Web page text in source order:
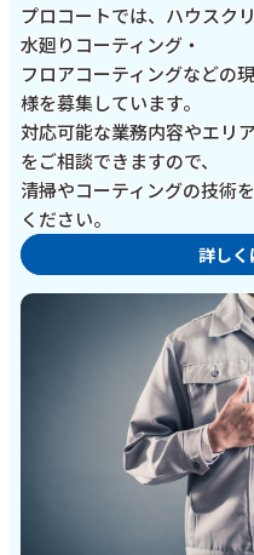
プロコートでは、ハウスク
水廻りコーティング・
フロアコーティングなどの
様を募集しています。
対応可能な業務内容やエリ
をご相談できますので、
清掃やコーティングの技術
ください。
詳しく